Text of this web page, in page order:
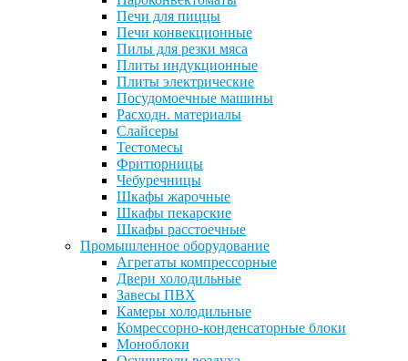
Печи для пиццы
Печи конвекционные
Пилы для резки мяса
Плиты индукционные
Плиты электрические
Посудомоечные машины
Расходн. материалы
Слайсеры
Тестомесы
Фритюрницы
Чебуречницы
Шкафы жарочные
Шкафы пекарские
Шкафы расстоечные
Промышленное оборудование
Агрегаты компрессорные
Двери холодильные
Завесы ПВХ
Камеры холодильные
Комрессорно-конденсаторные блоки
Моноблоки